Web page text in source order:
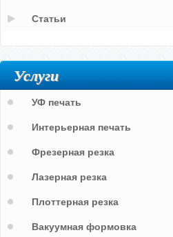
Статьи
Услуги
УФ печать
Интерьерная печать
Фрезерная резка
Лазерная резка
Плоттерная резка
Вакуумная формовка